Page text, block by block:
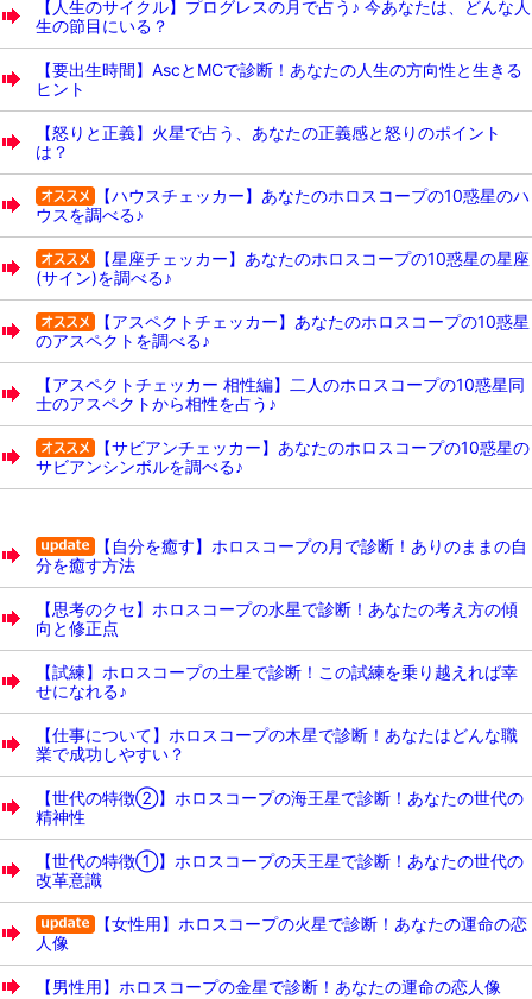
【人生のサイクル】プログレスの月で占う♪ 今あなたは、どんな人
生の節目にいる？
【要出生時間】AscとMCで診断！あなたの人生の方向性と生きる
ヒント
【怒りと正義】火星で占う、あなたの正義感と怒りのポイント
は？
【ハウスチェッカー】あなたのホロスコープの10惑星のハ
ウスを調べる♪
【星座チェッカー】あなたのホロスコープの10惑星の星座
(サイン)を調べる♪
【アスペクトチェッカー】あなたのホロスコープの10惑星
のアスペクトを調べる♪
【アスペクトチェッカー 相性編】二人のホロスコープの10惑星同
士のアスペクトから相性を占う♪
【サビアンチェッカー】あなたのホロスコープの10惑星の
サビアンシンボルを調べる♪
【自分を癒す】ホロスコープの月で診断！ありのままの自
分を癒す方法
【思考のクセ】ホロスコープの水星で診断！あなたの考え方の傾
向と修正点
【試練】ホロスコープの土星で診断！この試練を乗り越えれば幸
せになれる♪
【仕事について】ホロスコープの木星で診断！あなたはどんな職
業で成功しやすい？
【世代の特徴②】ホロスコープの海王星で診断！あなたの世代の
精神性
【世代の特徴①】ホロスコープの天王星で診断！あなたの世代の
改革意識
【女性用】ホロスコープの火星で診断！あなたの運命の恋
人像
【男性用】ホロスコープの金星で診断！あなたの運命の恋人像